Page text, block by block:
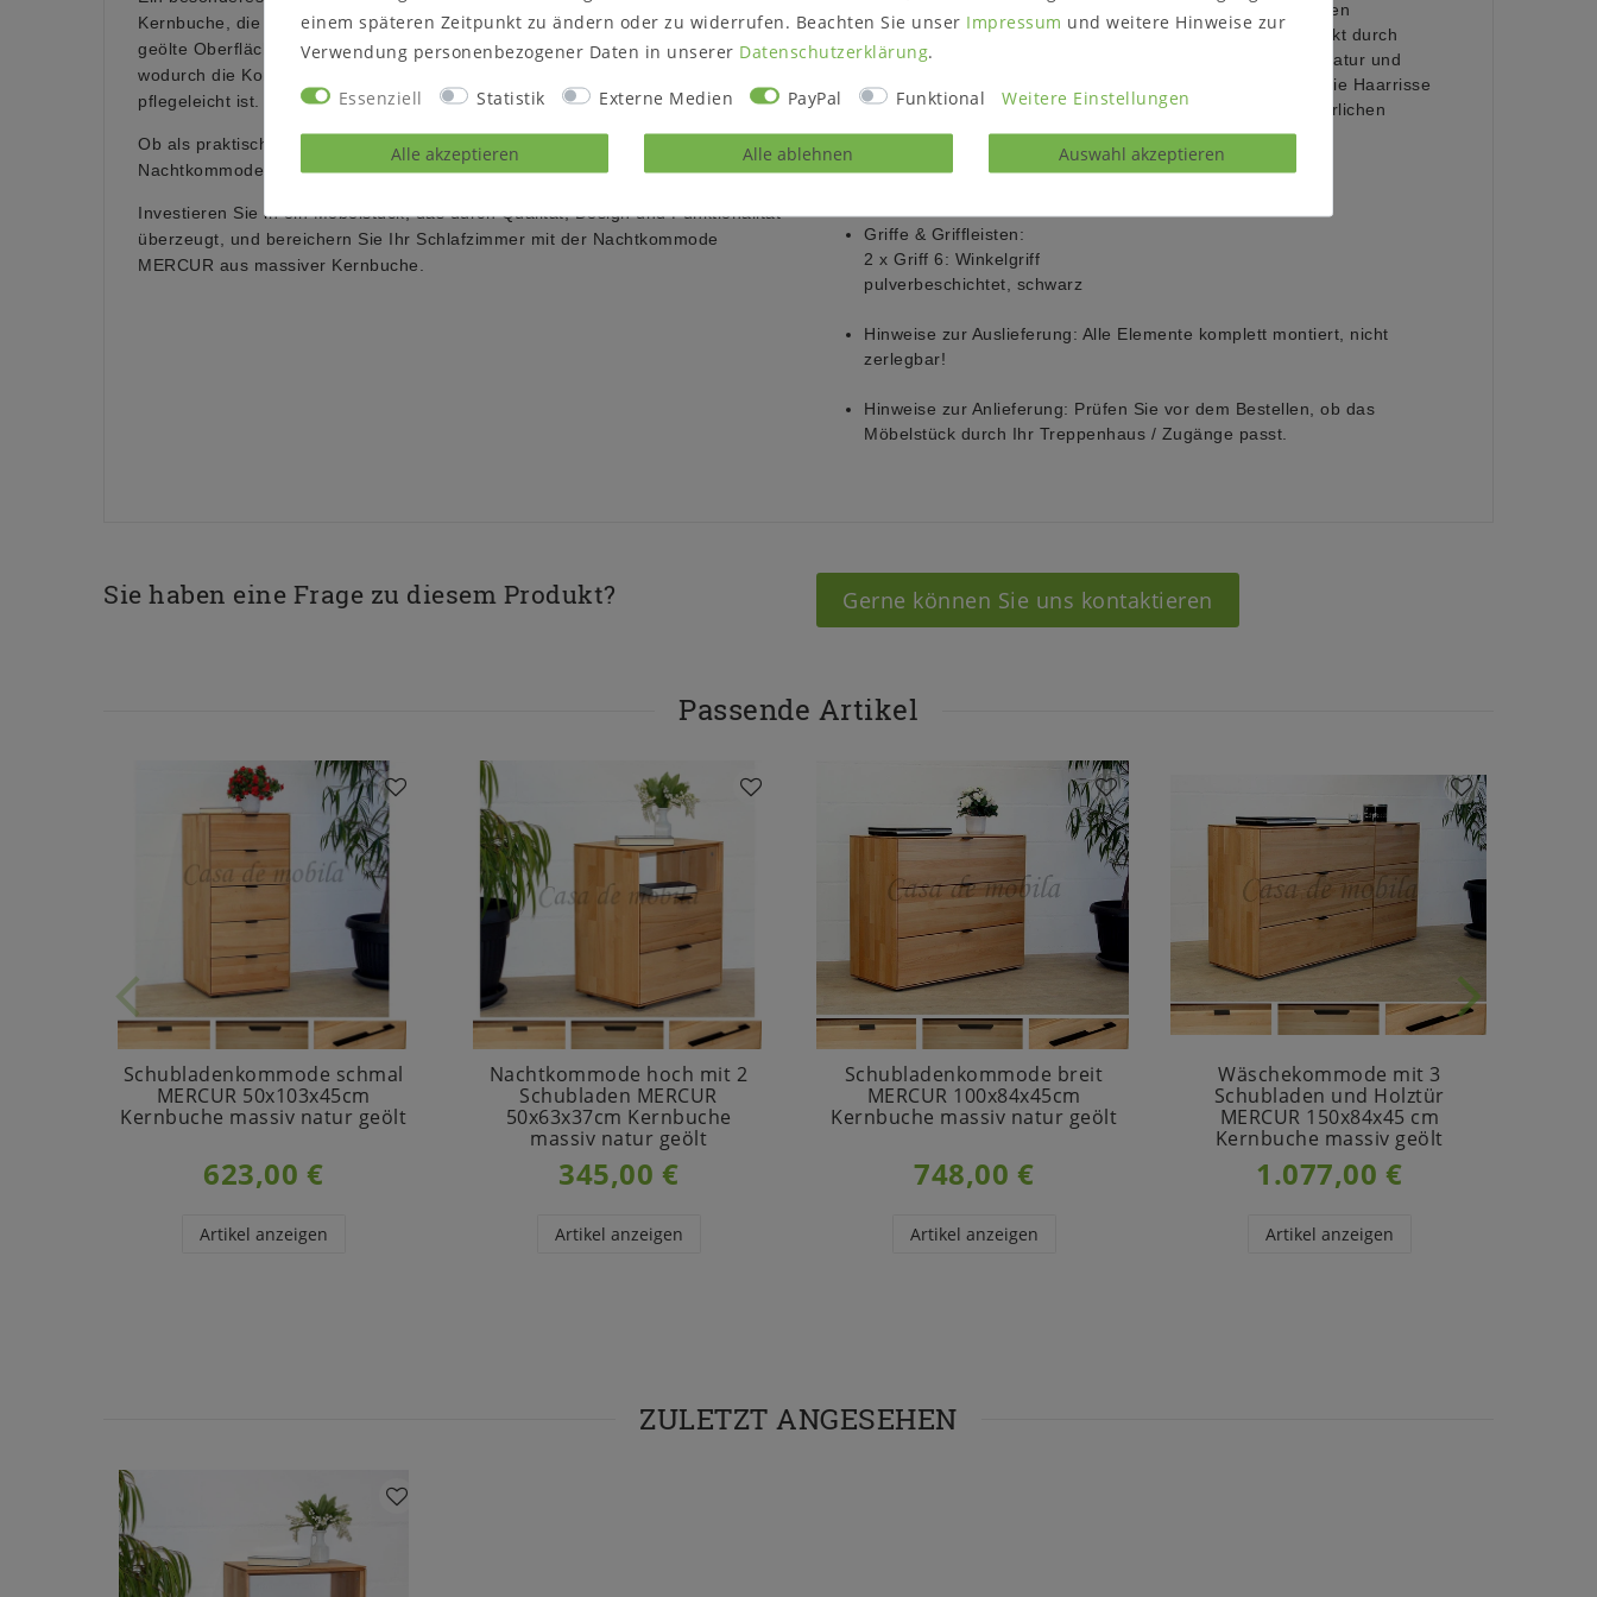
Kernbuche, die für ihre lebendige und markante Maserung bekannt ist. Die
geölte Oberfläche schützt das Holz und betont dessen natürliche Struktur,
wodurch die Kommode nicht nur optisch ansprechend, sondern auch
pflegeleicht ist.
Ob als praktische Ergänzung neben dem Bett oder als kleine Ablage – die
Nachtkommode MERCUR verbindet Funktionalität mit zeitloser Eleganz.
Investieren Sie in ein Möbelstück, das durch Qualität, Design und Funktionalität
überzeugt, und bereichern Sie Ihr Schlafzimmer mit der Nachtkommode
MERCUR aus massiver Kernbuche.
Umgebungsbedingungen anpasst. Im Laufe der Zeit können
Farbveränderungen und Rissbildungen entstehen, verstärkt durch
Sonneneinstrahlung, starke Lichtquellen, als auch Temperatur und
Luftfeuchtigkeit der Umgebung. Spannungen im Holz, sowie Haarrisse
und ein Verziehen des Holzes sind typisch für diesen natürlichen
Werkstoff.
Griffe & Griffleisten:
2 x Griff 6: Winkelgriff
pulverbeschichtet, schwarz
Hinweise zur Auslieferung: Alle Elemente komplett montiert, nicht
zerlegbar!
Hinweise zur Anlieferung: Prüfen Sie vor dem Bestellen, ob das
Möbelstück durch Ihr Treppenhaus / Zugänge passt.
Sie haben eine Frage zu diesem Produkt? Gerne können Sie uns kontaktieren
Passende Artikel
Schubladenkommode schmal
MERCUR 50x103x45cm
Kernbuche massiv natur geölt
623,00 €
Artikel anzeigen
Nachtkommode hoch mit 2
Schubladen MERCUR
50x63x37cm Kernbuche
massiv natur geölt
345,00 €
Artikel anzeigen
Schubladenkommode breit
MERCUR 100x84x45cm
Kernbuche massiv natur geölt
748,00 €
Artikel anzeigen
Wäschekommode mit 3
Schubladen und Holztür
MERCUR 150x84x45 cm
Kernbuche massiv geölt
1.077,00 €
Artikel anzeigen
ZULETZT ANGESEHEN
einem späteren Zeitpunkt zu ändern oder zu widerrufen. Beachten Sie unser Impressum und weitere Hinweise zur
Verwendung personenbezogener Daten in unserer Daten­schutz­erklärung.
Essenziell Statistik Externe Medien PayPal Funktional Weitere Einstellungen
Alle akzeptieren Alle ablehnen Auswahl akzeptieren